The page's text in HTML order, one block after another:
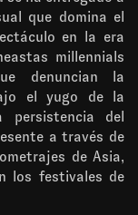
que domina el
en la era
millennials
denuncian la
el yugo de la
persistencia del
a través de
de Asia,
los festivales de